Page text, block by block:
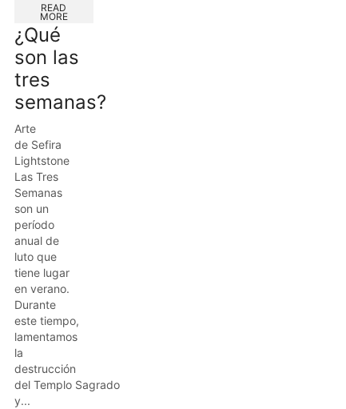
READ
MORE
¿Qué
son las
tres
semanas?
Arte
de Sefira
Lightstone
Las Tres
Semanas
son un
período
anual de
luto que
tiene lugar
en verano.
Durante
este tiempo,
lamentamos
la
destrucción
del Templo Sagrado
y...